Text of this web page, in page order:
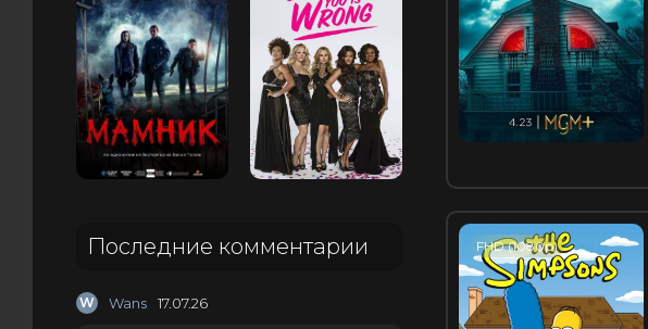
Последние комментарии
W Wans 17.07.26
FHD (1080p)